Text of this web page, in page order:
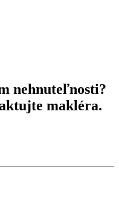
nehnuteľnosti?
makléra.